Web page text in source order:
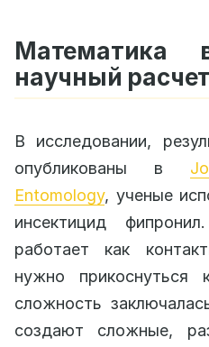
Математика
научный расчет
В исследовании,
опубликованы в
Entomology, ученые
инсектицид
работает как
нужно прикоснуться
сложность
создают сложные,